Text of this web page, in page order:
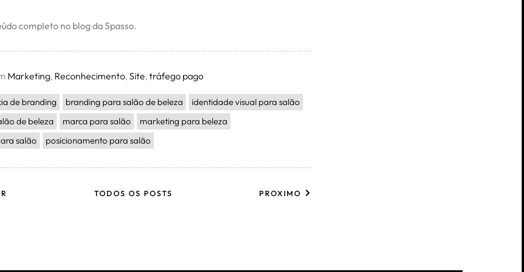
completo no blog da Spasso.
Marketing, Reconhecimento, Site, tráfego pago
de branding branding para salão de beleza
identidade visual para salão
de beleza
marca para salão
marketing para beleza
salão
posicionamento para salão
TODOS OS POSTS PROXIMO